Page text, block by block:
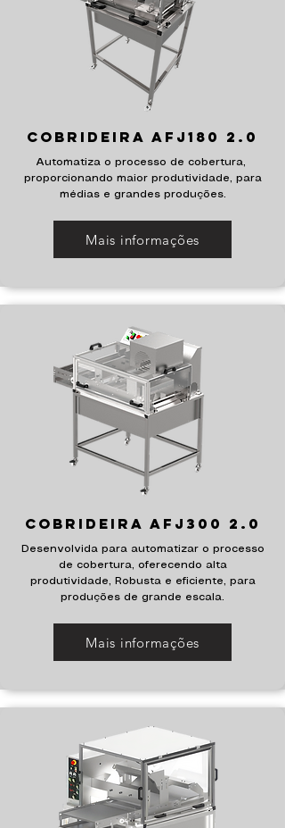
Cobrideira AFJ180 2.0
Automatiza o processo de cobertura,
proporcionando maior produtividade, para
médias e grandes produções.
Mais informações
Cobrideira AFJ300 2.0
Desenvolvida para automatizar o processo
de cobertura, oferecendo alta
produtividade, Robusta e eficiente, para
produções de grande escala.
Mais informações